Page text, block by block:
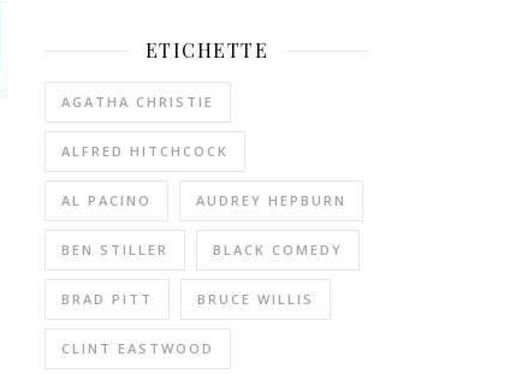
ETICHETTE
AGATHA CHRISTIE
ALFRED HITCHCOCK
AL PACINO AUDREY HEPBURN
BEN STILLER BLACK COMEDY
BRAD PITT BRUCE WILLIS
CLINT EASTWOOD